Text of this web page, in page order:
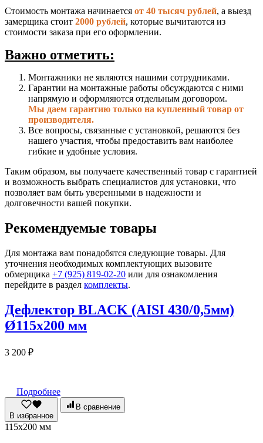
Стоимость монтажа начинается от 40 тысяч рублей, а выезд
замерщика стоит 2000 рублей, которые вычитаются из
стоимости заказа при его оформлении.
Важно отметить:
Монтажники не являются нашими сотрудниками.
Гарантии на монтажные работы обсуждаются с ними
напрямую и оформляются отдельным договором.
Мы даем гарантию только на купленный товар от
производителя.
Все вопросы, связанные с установкой, решаются без
нашего участия, чтобы предоставить вам наиболее
гибкие и удобные условия.
Таким образом, вы получаете качественный товар с гарантией
и возможность выбрать специалистов для установки, что
позволяет вам быть уверенными в надежности и
долговечности вашей покупки.
Рекомендуемые товары
Для монтажа вам понадобятся следующие товары. Для
уточнения необходимых комплектующих вызовите
обмерщика +7 (925) 819-02-20 или для ознакомления
перейдите в раздел комплекты.
Дефлектор BLACK (AISI 430/0,5мм)
Ø115х200 мм
3 200 ₽
Подробнее
В избранное
В сравнение
115х200 мм